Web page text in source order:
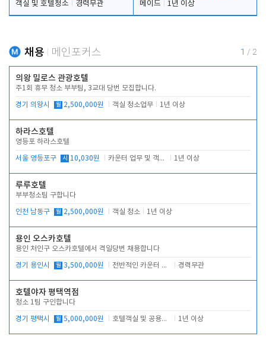
객실 및 호텔청소
경력무관
메이드
1년 이상
채용 메인포커스 1 / 2
의왕 밀로스 관광호텔
주1회 휴무 청소 부부팀, 3교대 당번 모집합니다.
경기 의왕시 월 2,500,000원 객실 청소업무 1년 이상
하라스호텔
영등포 하라스호텔
서울 영등포구 시 10,030원 카운터 업무 및 객실관리(청소상태 확인, 객실판매) 1년 이상
루루호텔
부부청소팀 구합니다
인천 남동구 월 2,500,000원 객실 청소 1년 이상
용인 오스카호텔
용인 처인구 오스카호텔에서 격일당번 채용합니다
경기 용인시 월 3,500,000원 전반적인 카운터 업무 경력무관
호텔야자 평택역점
청소 1팀 구인합니다
경기 평택시 월 5,000,000원 호텔객실 및 공용시설 청소 관리 1년 이상